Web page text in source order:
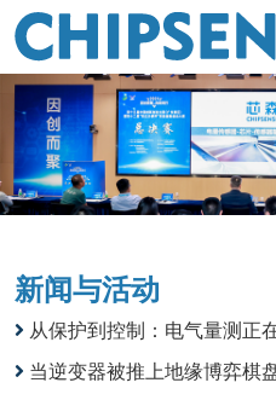
新闻与活动
从保护到控制：电气量测正
当逆变器被推上地缘博弈棋